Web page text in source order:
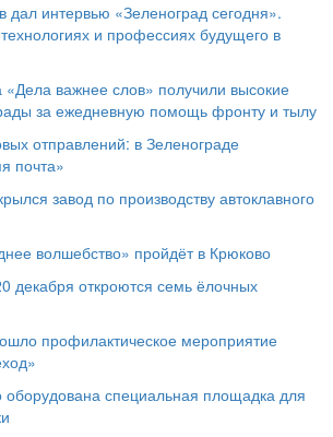
дал интервью «Зеленоград сегодня».
и профессиях будущего в
важнее слов» получили высокие
за ежедневную помощь фронту и тылу
отправлений: в Зеленограде
почта»
завод по производству автоклавного
волшебство» пройдёт в Крюково
декабря откроются семь ёлочных
профилактическое мероприятие
специальная площадка для